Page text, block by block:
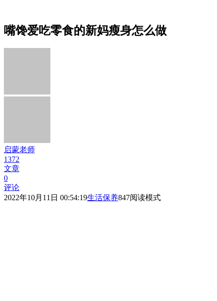
嘴馋爱吃零食的新妈瘦身怎么做
启蒙老师
1372
文章
0
评论
2022年10月11日 00:54:19生活保养847阅读模式